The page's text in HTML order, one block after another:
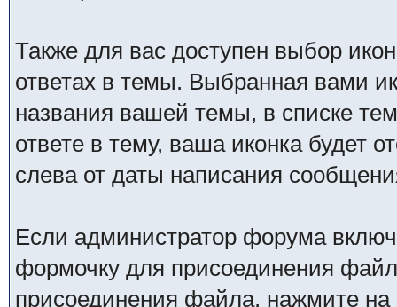
Также для вас доступен выбор
ответах в темы. Выбранная вами
названия вашей темы, в списке
ответе в тему, ваша иконка будет
слева от даты написания
Если администратор форума
формочку для присоединения
присоединения файла, нажмите